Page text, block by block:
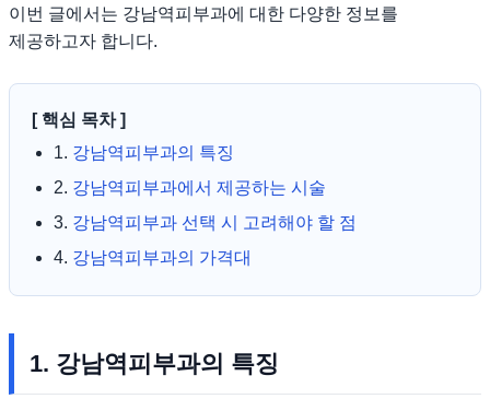
이번 글에서는 강남역피부과에 대한 다양한 정보를
제공하고자 합니다.
[ 핵심 목차 ]
1. 강남역피부과의 특징
2. 강남역피부과에서 제공하는 시술
3. 강남역피부과 선택 시 고려해야 할 점
4. 강남역피부과의 가격대
1. 강남역피부과의 특징